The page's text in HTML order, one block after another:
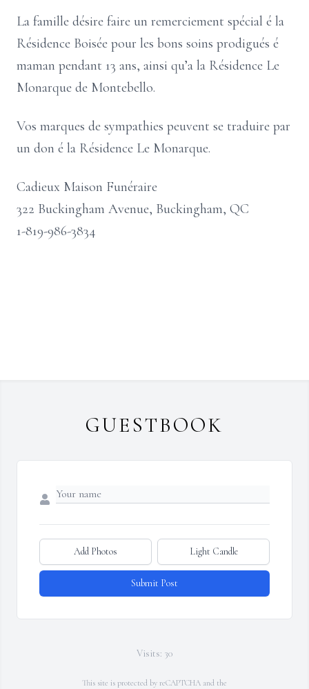
La famille désire faire un remerciement spécial é la
Résidence Boisée pour les bons soins prodigués é
maman pendant 13 ans, ainsi qu’a la Résidence Le
Monarque de Montebello.
Vos marques de sympathies peuvent se traduire par
un don é la Résidence Le Monarque.
Cadieux Maison Funéraire
322 Buckingham Avenue, Buckingham, QC
1-819-986-3834
GUESTBOOK
Add Photos Light Candle
Submit Post
Visits: 30
This site is protected by reCAPTCHA and the